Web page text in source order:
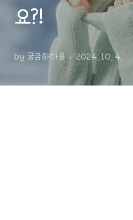
요?!
by 궁금하다옹 2024. 10. 4.